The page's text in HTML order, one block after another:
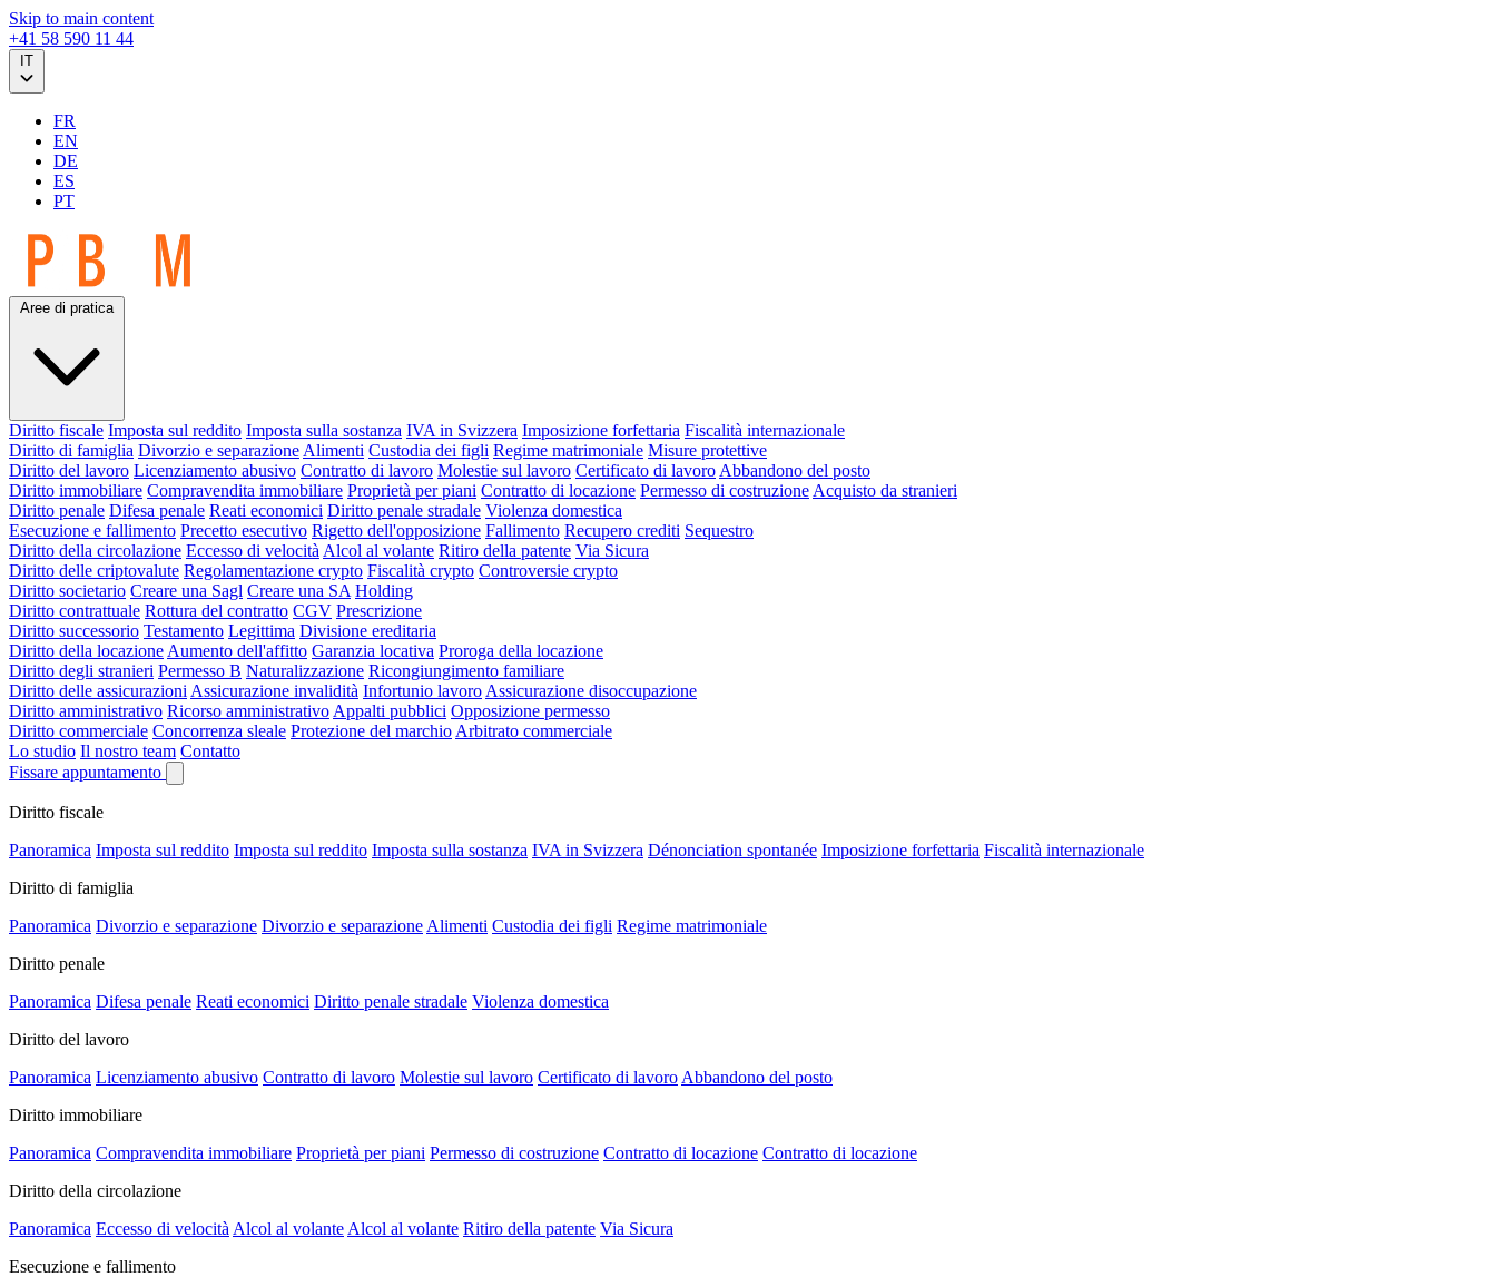
Skip to main content
+41 58 590 11 44
FR
EN
DE
ES
PT
Aree di pratica
Diritto fiscale Imposta sul reddito Imposta sulla sostanza IVA in Svizzera Imposizione forfettaria Fiscalità internazionale
Diritto di famiglia Divorzio e separazione Alimenti Custodia dei figli Regime matrimoniale Misure protettive
Diritto del lavoro Licenziamento abusivo Contratto di lavoro Molestie sul lavoro Certificato di lavoro Abbandono del posto
Diritto immobiliare Compravendita immobiliare Proprietà per piani Contratto di locazione Permesso di costruzione Acquisto da stranieri
Diritto penale Difesa penale Reati economici Diritto penale stradale Violenza domestica
Esecuzione e fallimento Precetto esecutivo Rigetto dell'opposizione Fallimento Recupero crediti Sequestro
Diritto della circolazione Eccesso di velocità Alcol al volante Ritiro della patente Via Sicura
Diritto delle criptovalute Regolamentazione crypto Fiscalità crypto Controversie crypto
Diritto societario Creare una Sagl Creare una SA Holding
Diritto contrattuale Rottura del contratto CGV Prescrizione
Diritto successorio Testamento Legittima Divisione ereditaria
Diritto della locazione Aumento dell'affitto Garanzia locativa Proroga della locazione
Diritto degli stranieri Permesso B Naturalizzazione Ricongiungimento familiare
Diritto delle assicurazioni Assicurazione invalidità Infortunio lavoro Assicurazione disoccupazione
Diritto amministrativo Ricorso amministrativo Appalti pubblici Opposizione permesso
Diritto commerciale Concorrenza sleale Protezione del marchio Arbitrato commerciale
Lo studio Il nostro team Contatto
Fissare appuntamento
Diritto fiscale
Panoramica Imposta sul reddito Imposta sul reddito Imposta sulla sostanza IVA in Svizzera Dénonciation spontanée Imposizione forfettaria Fiscalità internazionale
Diritto di famiglia
Panoramica Divorzio e separazione Divorzio e separazione Alimenti Custodia dei figli Regime matrimoniale
Diritto penale
Panoramica Difesa penale Reati economici Diritto penale stradale Violenza domestica
Diritto del lavoro
Panoramica Licenziamento abusivo Contratto di lavoro Molestie sul lavoro Certificato di lavoro Abbandono del posto
Diritto immobiliare
Panoramica Compravendita immobiliare Proprietà per piani Permesso di costruzione Contratto di locazione Contratto di locazione
Diritto della circolazione
Panoramica Eccesso di velocità Alcol al volante Alcol al volante Ritiro della patente Via Sicura
Esecuzione e fallimento